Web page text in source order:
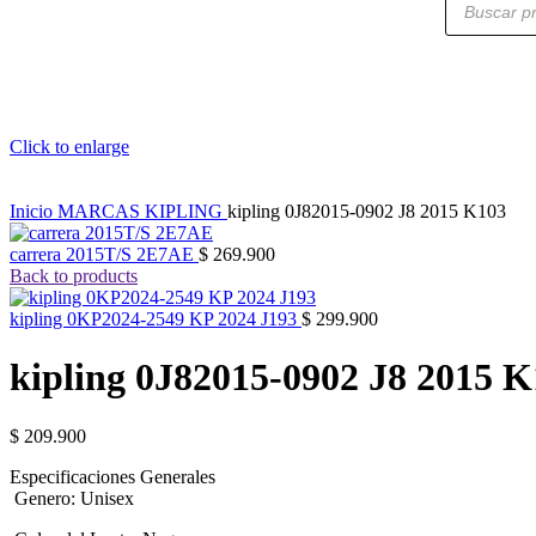
productos
Click to enlarge
Inicio MARCAS KIPLING kipling 0J82015-0902 J8 2015 K103
carrera 2015T/S 2E7AE $ 269.900
Back to products
kipling 0KP2024-2549 KP 2024 J193 $ 299.900
kipling 0J82015-0902 J8 2015
$ 209.900
Especificaciones Generales
Genero: Unisex